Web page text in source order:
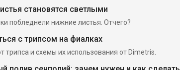
становятся светлыми
побледнели нижние листья. Отчего?
с трипсом на фиалках
трипса и схемы их использования от Dimetris.